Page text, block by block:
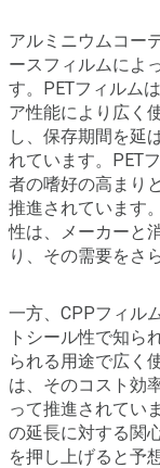
アルミニウムコー
ースフィルムによ
す。PETフィルム
ア性能により広く
し、保存期間を延
れています。PET
者の嗜好の高まり
推進されています
性は、メーカーと
り、その需要をさ
一方、CPPフィル
トシール性で知ら
られる用途で広く
は、そのコスト効
って推進されてい
の延長に対する関
を押し上げると予